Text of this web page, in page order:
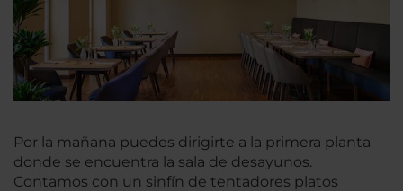
Por la mañana puedes dirigirte a la primera planta
donde se encuentra la sala de desayunos.
Contamos con un sinfín de tentadores platos